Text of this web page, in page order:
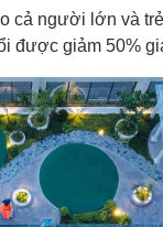
cả người lớn và
được giảm 50%